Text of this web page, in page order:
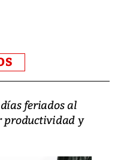
feriados al
productividad y